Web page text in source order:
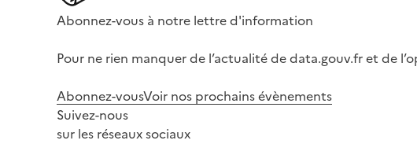
Abonnez-vous à notre lettre d'information
Pour ne rien manquer de l’actualité de data.gouv.fr et de
Abonnez-vousVoir nos prochains évènements
Suivez-nous
sur les réseaux sociaux